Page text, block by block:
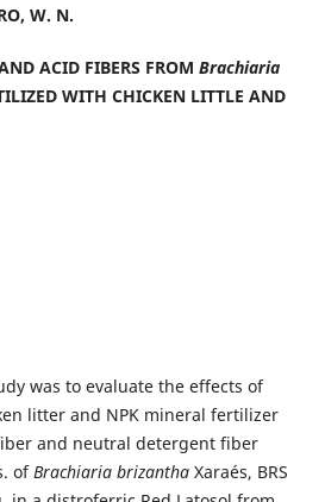
W. N.
ACID FIBERS FROM Brachiaria
WITH CHICKEN LITTLE AND
was to evaluate the effects of
litter and NPK mineral fertilizer
and neutral detergent fiber
ofBrachiaria brizanthaXaraés, BRS